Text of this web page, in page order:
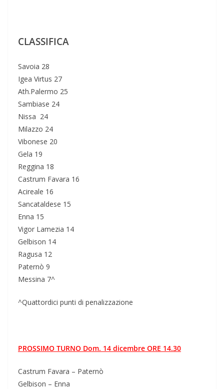
CLASSIFICA
Savoia 28
Igea Virtus 27
Ath.Palermo 25
Sambiase 24
Nissa 24
Milazzo 24
Vibonese 20
Gela 19
Reggina 18
Castrum Favara 16
Acireale 16
Sancataldese 15
Enna 15
Vigor Lamezia 14
Gelbison 14
Ragusa 12
Paternò 9
Messina 7^
^Quattordici punti di penalizzazione
PROSSIMO TURNO Dom. 14 dicembre ORE 14.30
Castrum Favara – Paternò
Gelbison – Enna